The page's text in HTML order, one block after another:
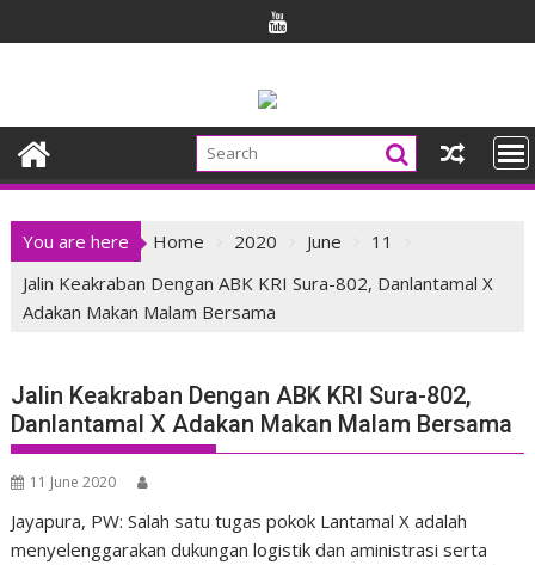
to
You are here Home 2020 June
11
Jalin Keakraban Dengan ABK KRI Sura-802, Danlantamal X
Adakan Makan Malam Bersama
Jalin Keakraban Dengan ABK KRI Sura-802,
Danlantamal X Adakan Makan Malam Bersama
11 June 2020
Jayapura, PW: Salah satu tugas pokok Lantamal X adalah
menyelenggarakan dukungan logistik dan aministrasi serta